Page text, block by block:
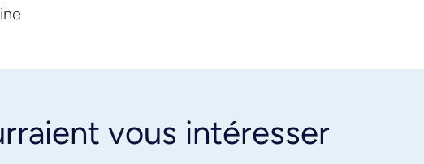
vous intéresser